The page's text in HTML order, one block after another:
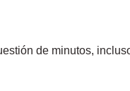
de minutos,